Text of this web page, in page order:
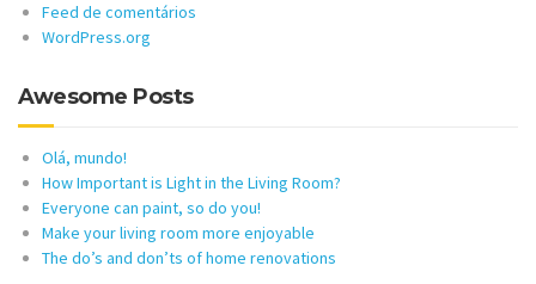
Feed de comentários
WordPress.org
Awesome Posts
Olá, mundo!
How Important is Light in the Living Room?
Everyone can paint, so do you!
Make your living room more enjoyable
The do’s and don’ts of home renovations